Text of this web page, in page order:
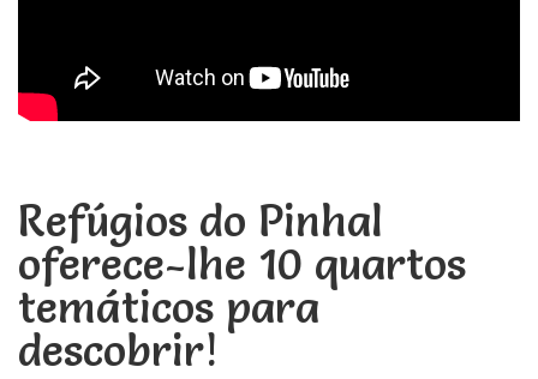
Refúgios do Pinhal
oferece-lhe 10 quartos
temáticos para
descobrir!